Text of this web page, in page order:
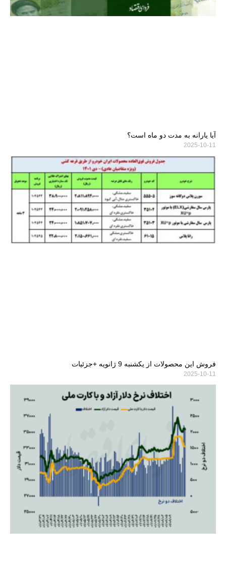
آیا یارانه به مدت دو ماه است؟
2025-10-11
فروش این محصولات از یکشنبه 9 ژانویه +جزئیات
2025-10-11